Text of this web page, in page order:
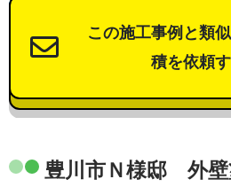
この施工事例と類
積を依頼
豊川市Ｎ様邸 外